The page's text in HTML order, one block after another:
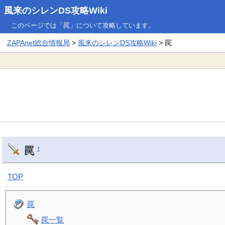
風来のシレンDS攻略Wiki
このページでは「罠」について攻略しています。
ZAPAnet総合情報局 > 風来のシレンDS攻略Wiki > 罠
罠 †
TOP
罠
罠一覧